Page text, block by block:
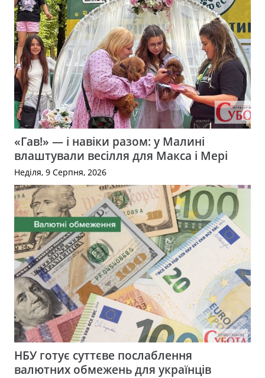
«Гав!» — і навіки разом: у Малині
влаштували весілля для Макса і Мері
Неділя, 9 Серпня, 2026
НБУ готує суттєве послаблення
валютних обмежень для українців